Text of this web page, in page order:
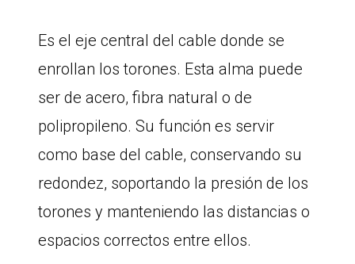
Es el eje central del cable donde se
enrollan los torones. Esta alma puede
ser de acero, fibra natural o de
polipropileno. Su función es servir
como base del cable, conservando su
redondez, soportando la presión de los
torones y manteniendo las distancias o
espacios correctos entre ellos.